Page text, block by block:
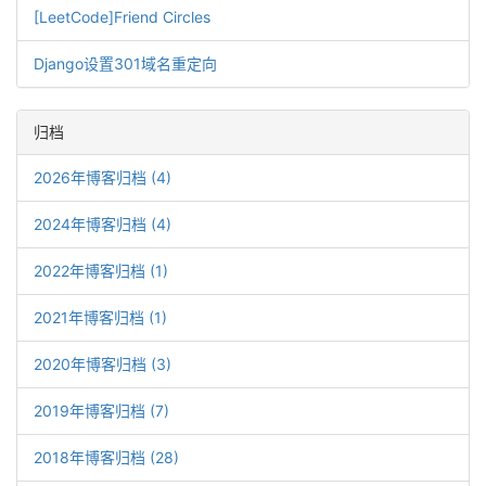
[LeetCode]Friend Circles
Django设置301域名重定向
归档
2026年博客归档 (4)
2024年博客归档 (4)
2022年博客归档 (1)
2021年博客归档 (1)
2020年博客归档 (3)
2019年博客归档 (7)
2018年博客归档 (28)